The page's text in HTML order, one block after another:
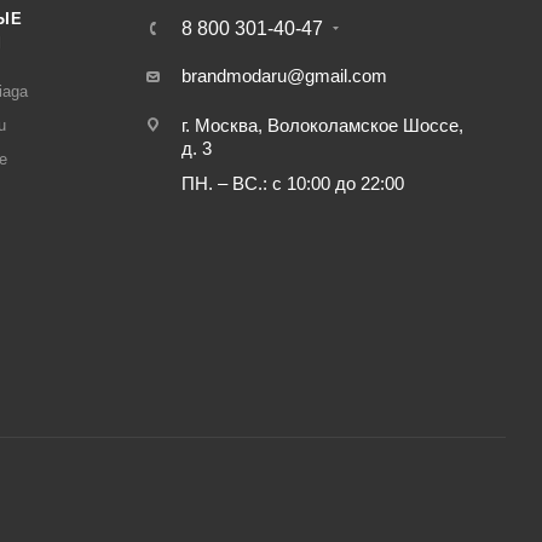
8 800 301-40-47
brandmodaru@gmail.com
г. Москва, Волоколамское Шоссе,
д. 3
ПН. – ВС.: с 10:00 до 22:00